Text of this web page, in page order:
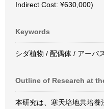
Indirect Cost: ¥630,000)
Keywords
シダ植物 / 配偶体 / アーバ
Outline of Research at
本研究は、寒天培地共培